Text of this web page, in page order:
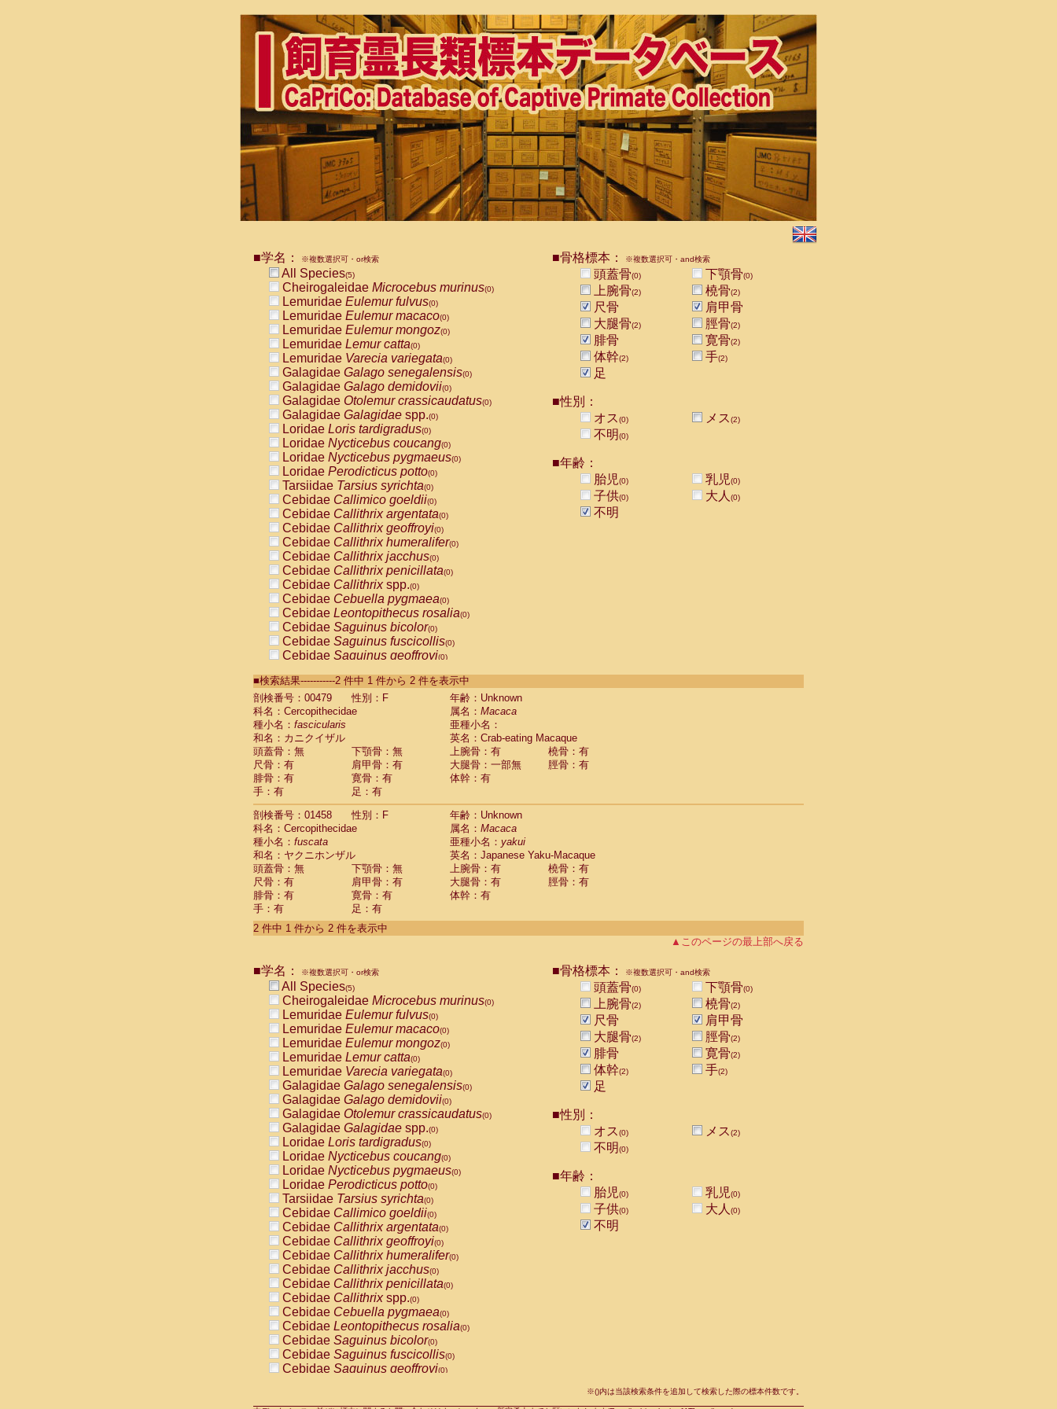
■学名： ※複数選択可・or検索
All Species(5)
Cheirogaleidae Microcebus murinus(0)
Lemuridae Eulemur fulvus(0)
Lemuridae Eulemur macaco(0)
Lemuridae Eulemur mongoz(0)
Lemuridae Lemur catta(0)
Lemuridae Varecia variegata(0)
Galagidae Galago senegalensis(0)
Galagidae Galago demidovii(0)
Galagidae Otolemur crassicaudatus(0)
Galagidae Galagidae spp.(0)
Loridae Loris tardigradus(0)
Loridae Nycticebus coucang(0)
Loridae Nycticebus pygmaeus(0)
Loridae Perodicticus potto(0)
Tarsiidae Tarsius syrichta(0)
Cebidae Callimico goeldii(0)
Cebidae Callithrix argentata(0)
Cebidae Callithrix geoffroyi(0)
Cebidae Callithrix humeralifer(0)
Cebidae Callithrix jacchus(0)
Cebidae Callithrix penicillata(0)
Cebidae Callithrixspp.(0)
Cebidae Cebuella pygmaea(0)
Cebidae Leontopithecus rosalia(0)
Cebidae Saguinus bicolor(0)
Cebidae Saguinus fuscicollis(0)
Cebidae Saguinus geoffroyi(0)
CebidaeSaguinus labiatus(0)
Cebidae Saguinus leucopus (0)
CebidaeSaguinus midas
CebidaeSaguinus mystax
CebidaeSaguinus nigricollis (1)
Cebidae Saguinus oedipus
Cebidae Saguinus weddelli
Cebidae Saguinusspp.
Cebidae Aotus trivirgatus
Cebidae Cebus albifrons
CebidaeCebus apella
Cebidae
CebidaeCebus nigrivittatus
Cebidae Cebusspp.(0)
Cebidae Saimiri boliviensis
Cebidae Saimiri sciureus
Atelidae Alouatta caraya
AtelidaeAlouatta fusca
AtelidaeAlouatta seniculus
AtelidaeAteles belzebuth
AtelidaeAteles geoffroyi
AtelidaeAteles paniscus(0)
AtelidaeAtelesspp. (0)
AtelidaeLagothrix lagothricha
AtelidaeLagothrix lagothricha cana
PitheciidaeCacajao calvus rubicundus
PitheciidaeCallicebus cupreus
PitheciidaeCallicebus donacophilus
PitheciidaeCallicebus moloch
PitheciidaeCallicebus torquatus(0)
PitheciidaeCallicebusspp.
PitheciidaeChiropotes satanas
PitheciidaePithecia monachus
PitheciidaePithecia pithecia (0)
CercopithecidaeCercocebus agilis
CercopithecidaeCercocebus galeritus chrysogaster
CercopithecidaeCercocebus torquatus atys
CercopithecidaeCercocebus torquatus lunulatus
CercopithecidaeCercocebus torquatus torquatus
CercopithecidaeCercocebushybrid
CercopithecidaeCercocebusspp.
CercopithecidaeLophocebus albigena
CercopithecidaePapio anubis
CercopithecidaePapio cynocephalus
CercopithecidaePapio hamadryas
CercopithecidaePapio papio
CercopithecidaePapiospp.(0)
CercopithecidaeMandrillus leucophaeus
CercopithecidaeMandrillus sphinx
CercopithecidaeMacaca arctoides(0)
■骨格標本： ※複数選択可・and検索
頭蓋骨(0) 下顎骨(0)
上腕骨(2) 橈骨(2)
尺骨
肩甲骨
大腿骨(2) 脛骨(2)
腓骨 寛骨(2)
体幹(2) 手(2)
足
■性別：
オス(0) メス(2)
不明(0)
■年齢：
胎児(0) 乳児(0)
子供(0) 大人 (0)
不明
■検索結果-----------2 件中 1 件から 2 件を表示中
剖検番号：00479
性別：F
年齢：Unknown
科名：Cercopithecidae
属名： Macaca
種小名： fascicularis
亜種小名：
和名：カニクイザル
英名：Crab-eating Macaque
頭蓋骨：無
下顎骨：無 上腕骨：有
橈骨：有
尺骨：有
肩甲骨：有 大腿骨：一部無
脛骨：有
腓骨：有
寛骨：有
体幹：有
手：有
足：有
剖検番号：01458
性別：F
年齢：Unknown
科名：Cercopithecidae
属名： Macaca
種小名： fuscata 亜種小名： yakui
和名：ヤクニホンザル
英名：Japanese Yaku-Macaque
頭蓋骨：無
下顎骨：無 上腕骨：有
橈骨：有
尺骨：有
肩甲骨：有 大腿骨：有
脛骨：有
腓骨：有
寛骨：有
体幹：有
手：有
足：有
2 件中 1 件から 2 件を表示中
▲このページの最上部へ戻る
■学名： ※複数選択可・or検索
All Species(5)
Cheirogaleidae Microcebus murinus(0)
Lemuridae Eulemur fulvus(0)
Lemuridae Eulemur macaco(0)
Lemuridae Eulemur mongoz(0)
Lemuridae Lemur catta(0)
Lemuridae Varecia variegata(0)
Galagidae Galago senegalensis(0)
Galagidae Galago demidovii(0)
Galagidae Otolemur crassicaudatus(0)
Galagidae Galagidae spp.(0)
Loridae Loris tardigradus(0)
Loridae Nycticebus coucang(0)
Loridae Nycticebus pygmaeus(0)
Loridae Perodicticus potto(0)
Tarsiidae Tarsius syrichta(0)
Cebidae Callimico goeldii(0)
Cebidae Callithrix argentata(0)
Cebidae Callithrix geoffroyi(0)
Cebidae Callithrix humeralifer(0)
Cebidae Callithrix jacchus(0)
Cebidae Callithrix penicillata(0)
Cebidae Callithrixspp.(0)
Cebidae Cebuella pygmaea(0)
Cebidae Leontopithecus rosalia(0)
Cebidae Saguinus bicolor(0)
Cebidae Saguinus fuscicollis(0)
Cebidae Saguinus geoffroyi(0)
■骨格標本： ※複数選択可・and検索
頭蓋骨(0) 下顎骨(0)
上腕骨(2) 橈骨(2)
尺骨
肩甲骨
大腿骨(2) 脛骨(2)
腓骨 寛骨(2)
体幹(2) 手(2)
足
■性別：
オス(0) メス(2)
不明(0)
■年齢：
胎児(0) 乳児(0)
子供(0) 大人 (0)
不明
※()内は当該検索条件を追加して検索した際の標本件数です。